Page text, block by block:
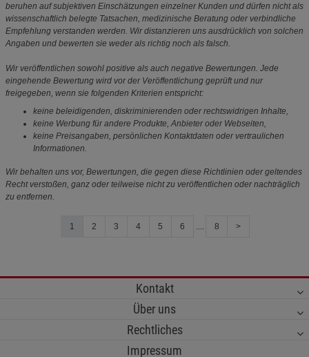
beruhen auf subjektiven Einschätzungen einzelner Kunden und dürfen nicht als
wissenschaftlich belegte Tatsachen, medizinische Beratung oder verbindliche
Empfehlung verstanden werden. Wir distanzieren uns ausdrücklich von solchen
Angaben und bewerten sie weder als richtig noch als falsch.
Wir veröffentlichen sowohl positive als auch negative Bewertungen. Jede
eingehende Bewertung wird vor der Veröffentlichung geprüft und nur
freigegeben, wenn sie folgenden Kriterien entspricht:
keine beleidigenden, diskriminierenden oder rechtswidrigen Inhalte,
keine Werbung für andere Produkte, Anbieter oder Webseiten,
keine Preisangaben, persönlichen Kontaktdaten oder vertraulichen
Informationen.
Wir behalten uns vor, Bewertungen, die gegen diese Richtlinien oder geltendes
Recht verstoßen, ganz oder teilweise nicht zu veröffentlichen oder nachträglich
zu entfernen.
1 2 3 4 5 6 .... 8 >
Kontakt
Über uns
Rechtliches
Impressum